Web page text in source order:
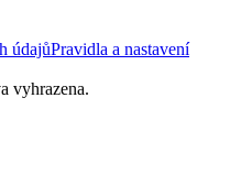
údajůPravidla a nastavení
vyhrazena.